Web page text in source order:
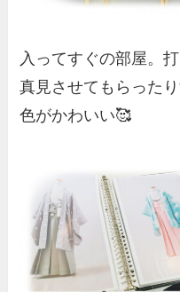
入ってすぐの部屋。
真見させてもらった
色がかわいい🥰